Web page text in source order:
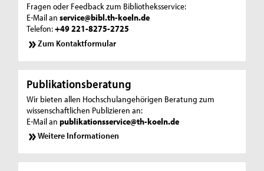
Fragen oder Feedback zum Bibliotheksservice:
E-Mail anservice@bibl.th-koeln.de
Telefon:+49 221-8275-2725
Zum Kontaktformular
Publikationsberatung
Wir bieten allen Hochschulangehörigen Beratung zum
wissenschaftlichen Publizieren an:
E-Mail anpublikationsservice@th-koeln.de
Weitere Informationen